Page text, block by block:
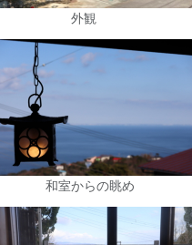
外観
和室からの眺め